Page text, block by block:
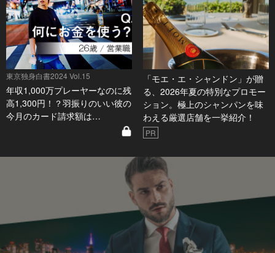
東京独身白書2024 Vol.15
年収1,000万プレーヤーなのに残
高1,300円！？羽振りのいい彼の
今月のカード請求額は…
「モエ・エ・シャンドン」が贈
る、2026年夏の特別なプロモー
ション。極上のシャンパンを味
わえる厳選店舗を一挙紹介！
PR